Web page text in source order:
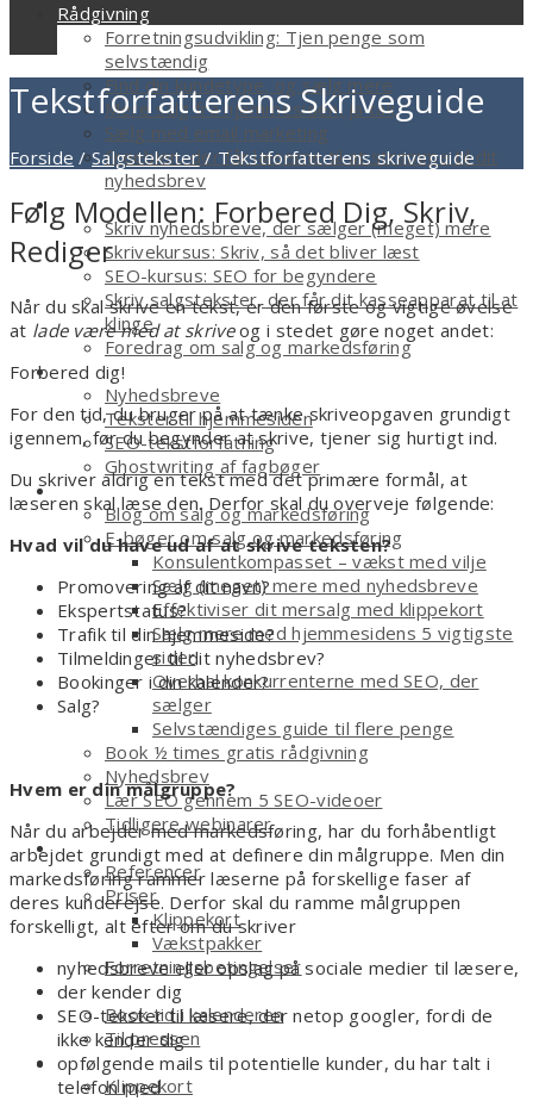
Rådgivning
Forretningsudvikling: Tjen penge som
selvstændig
Find din kundetype, og sælg mere
Mere salg fra hjemmesiden, ja tak
Sælg med email marketing
Freebien, der får læserne til at strømme til dit
nyhedsbrev
Kurser
Skriv nyhedsbreve, der sælger (meget) mere
Skrivekursus: Skriv, så det bliver læst
SEO-kursus: SEO for begyndere
Skriv salgstekster, der får dit kasseapparat til at
klinge
Foredrag om salg og markedsføring
Tekstforfatter
Nyhedsbreve
Tekster til hjemmesiden
SEO-tekstforfatning
Ghostwriting af fagbøger
Smagsprøver
Blog om salg og markedsføring
E-bøger om salg og markedsføring
Konsulentkompasset – vækst med vilje
Sælg (meget) mere med nyhedsbreve
Effektiviser dit mersalg med klippekort
Sælg mere med hjemmesidens 5 vigtigste
sider
Overhal konkurrenterne med SEO, der
sælger
Selvstændiges guide til flere penge
Book ½ times gratis rådgivning
Nyhedsbrev
Lær SEO gennem 5 SEO-videoer
Tidligere webinarer
Om
Referencer
Priser
Klippekort
Vækstpakker
Forretningsbetingelser
Kontakt
Book tid i kalenderen
Til pressen
Shop
Klippekort
Tekstforfatterens Skriveguide
Forside /Salgstekster/Tekstforfatterens skriveguide
Følg Modellen: Forbered Dig, Skriv,
Rediger
Når du skal skrive en tekst, er den første og vigtige øvelse
at lade være med at skriveog i stedet gøre noget andet:
Forbered dig!
For den tid, du bruger på at tænke skriveopgaven grundigt
igennem, før du begynder at skrive, tjener sig hurtigt ind.
Du skriver aldrig en tekst med det primære formål, at
læseren skal læse den. Derfor skal du overveje følgende:
Hvad vil du have ud af at skrive teksten?
Promovering af dit navn?
Ekspertstatus?
Trafik til din hjemmeside?
Tilmeldinger til dit nyhedsbrev?
Bookinger i din kalender?
Salg?
Hvem er din målgruppe?
Når du arbejder med markedsføring, har du forhåbentligt
arbejdet grundigt med at definere din målgruppe. Men din
markedsføring rammer læserne på forskellige faser af
deres kunderejse. Derfor skal du ramme målgruppen
forskelligt, alt efter om du skriver
nyhedsbreve eller opslag på sociale medier til læsere,
der kender dig
SEO-tekster til læsere, der netop googler, fordi de
ikke kender dig
opfølgende mails til potentielle kunder, du har talt i
telefon med